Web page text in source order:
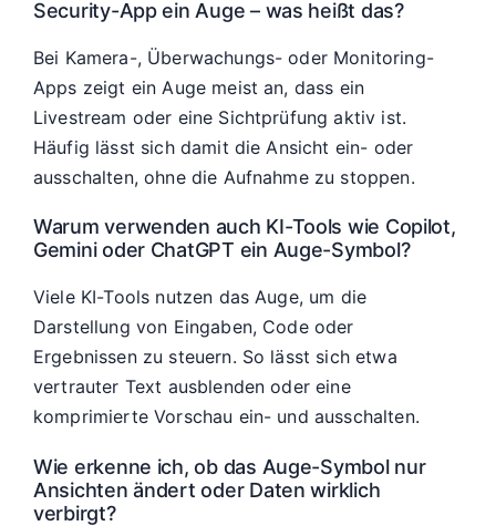
Security-App ein Auge – was heißt das?
Bei Kamera-, Überwachungs- oder Monitoring-
Apps zeigt ein Auge meist an, dass ein
Livestream oder eine Sichtprüfung aktiv ist.
Häufig lässt sich damit die Ansicht ein- oder
ausschalten, ohne die Aufnahme zu stoppen.
Warum verwenden auch KI-Tools wie Copilot,
Gemini oder ChatGPT ein Auge-Symbol?
Viele KI-Tools nutzen das Auge, um die
Darstellung von Eingaben, Code oder
Ergebnissen zu steuern. So lässt sich etwa
vertrauter Text ausblenden oder eine
komprimierte Vorschau ein- und ausschalten.
Wie erkenne ich, ob das Auge-Symbol nur
Ansichten ändert oder Daten wirklich
verbirgt?